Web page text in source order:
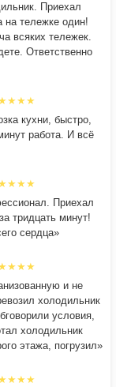
Приехал
на тележке один!
всяких тележек.
Ответственно
кухни, быстро,
работа. И всё
Приехал
тридцать минут!
сердца»
и не
холодильник
условия,
холодильник
этажа, погрузил»